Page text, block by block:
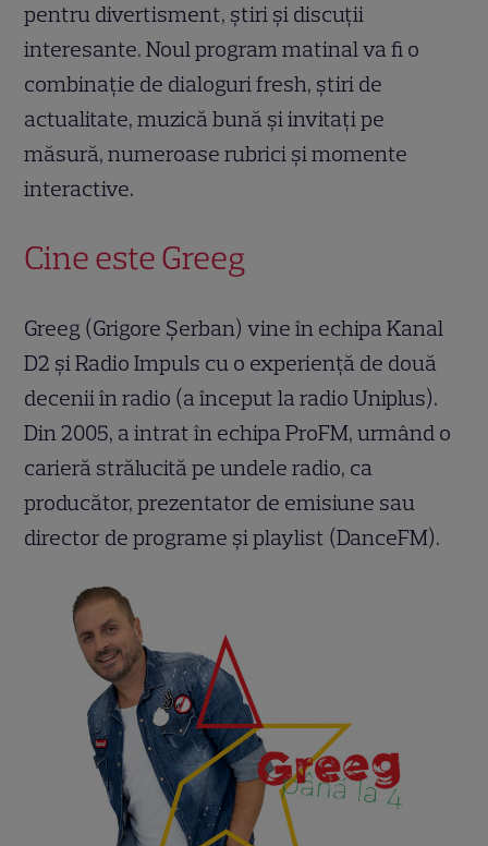
pentru divertisment, știri și discuții
interesante. Noul program matinal va fi o
combinație de dialoguri fresh, știri de
actualitate, muzică bună și invitați pe
măsură, numeroase rubrici și momente
interactive.
Cine este Greeg
Greeg (Grigore Șerban) vine în echipa Kanal
D2 și Radio Impuls cu o experiență de două
decenii în radio (a început la radio Uniplus).
Din 2005, a intrat în echipa ProFM, urmând o
carieră strălucită pe undele radio, ca
producător, prezentator de emisiune sau
director de programe și playlist (DanceFM).